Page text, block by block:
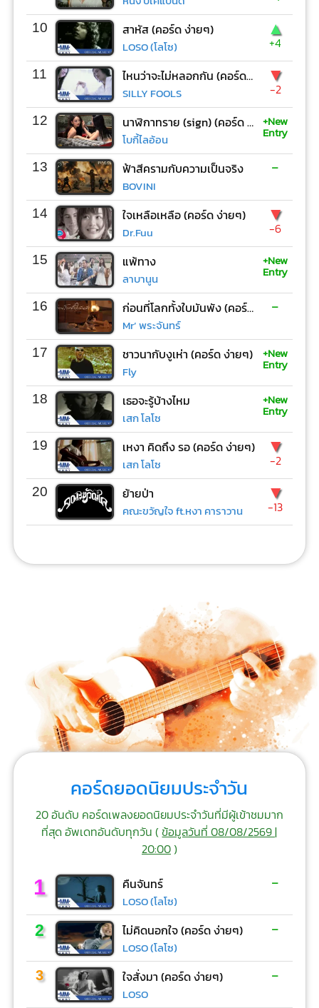
10 สาหัส (คอร์ด ง่ายๆ)
LOSO (โลโซ)
▲
+4
11 ไหนว่าจะไม่หลอกกัน (คอร์ด ง่ายๆ)
SILLY FOOLS
▼
-2
12 นาฬิกาทราย (sign) (คอร์ด ง่ายๆ)
โบกี้ไลอ้อน
+New
Entry
13 ฟ้าสีครามกับความเป็นจริง
BOVINI
-
14 ใจเหลือเหลือ (คอร์ด ง่ายๆ)
Dr.Fuu
▼
-6
15 แพ้ทาง
ลาบานูน
+New
Entry
16 ก่อนที่โลกทั้งใบมันพัง (คอร์ด ง่ายๆ)
Mr’ พระจันทร์
-
17 ชาวนากับงูเห่า (คอร์ด ง่ายๆ)
Fly
+New
Entry
18 เธอจะรู้บ้างไหม
เสก โลโซ
+New
Entry
19 เหงา คิดถึง รอ (คอร์ด ง่ายๆ)
เสก โลโซ
▼
-2
20 ย้ายป่า
คณะขวัญใจ ft.หงา คาราวาน
▼
-13
คอร์ดยอดนิยมประจำวัน
20 อันดับ คอร์ดเพลงยอดนิยมประจำวันที่มีผู้เข้าชมมาก
ที่สุด อัพเดทอันดับทุกวัน (ข้อมูลวันที่ 08/08/2569 |
20:00)
1 คืนจันทร์
LOSO (โลโซ)
-
2 ไม่คิดนอกใจ (คอร์ด ง่ายๆ)
LOSO (โลโซ)
-
3 ใจสั่งมา (คอร์ด ง่ายๆ)
LOSO
-